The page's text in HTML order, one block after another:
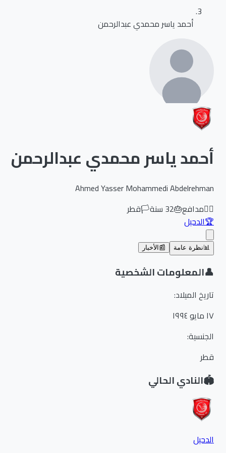
أحمد ياسر محمدي عبدالرحمن
أحمد ياسر محمدي عبدالرحمن
Ahmed Yasser Mohammedi Abdelrehman
مدافع🎂
32سنة🏳️قطر
الدحيل
نظرة عامة 📰 الأخبار
المعلومات الشخصية
تاريخ الميلاد:
الجنسية:
قطر
النادي الحالي
الدحيل